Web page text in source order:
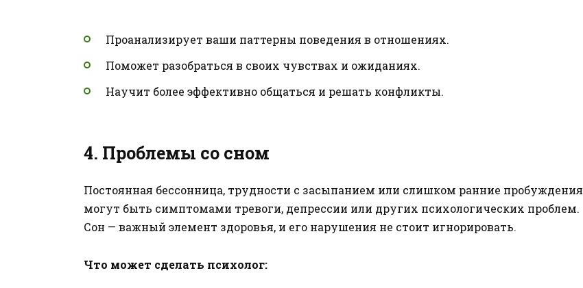
Проанализирует ваши паттерны поведения в отношениях.
Поможет разобраться в своих чувствах и ожиданиях.
Научит более эффективно общаться и решать конфликты.
4. Проблемы со сном
Постоянная бессонница, трудности с засыпанием или слишком ранние пробуждения
могут быть симптомами тревоги, депрессии или других психологических проблем.
Сон — важный элемент здоровья, и его нарушения не стоит игнорировать.
Что может сделать психолог: